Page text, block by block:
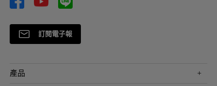
訂閱電子報
產品